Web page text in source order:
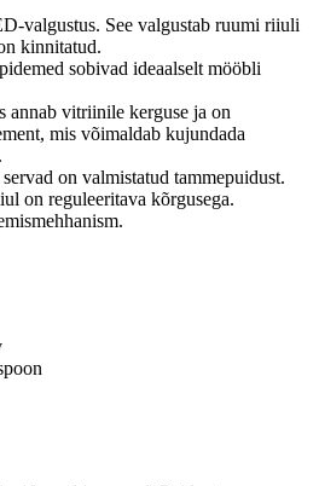
valgustus. See valgustab ruumi riiuli
kinnitatud.
sobivad ideaalselt mööbli
annab vitriinile kerguse ja on
mis võimaldab kujundada
on valmistatud tammepuidust.
on reguleeritava kõrgusega.